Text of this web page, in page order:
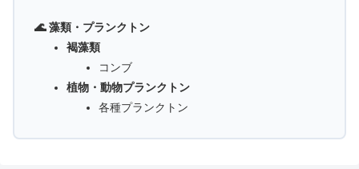
🌊 藻類・プランクトン
褐藻類
コンブ
植物・動物プランクトン
各種プランクトン